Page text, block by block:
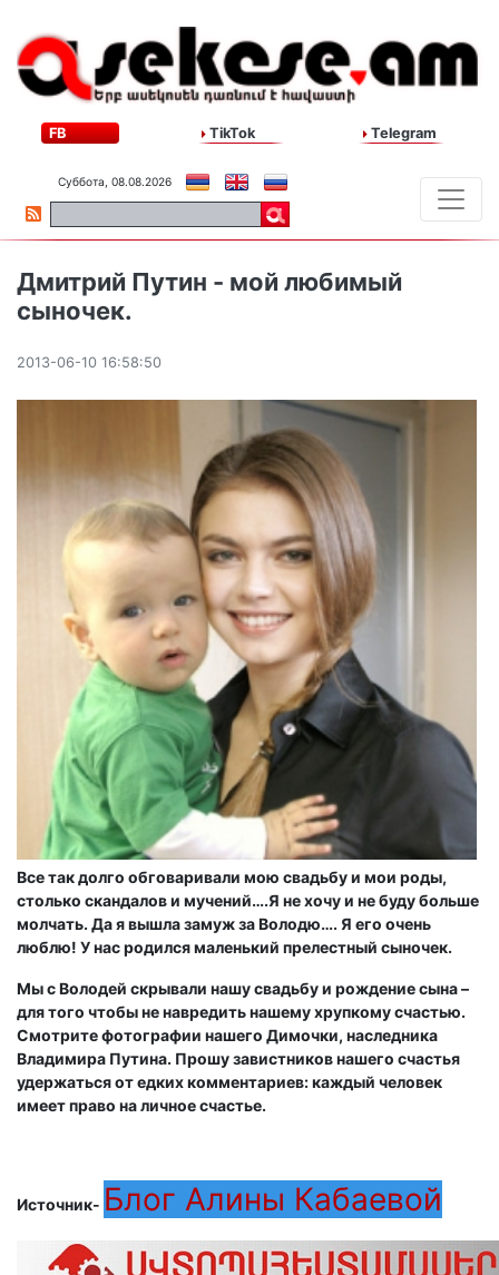
FB TikTok Telegram
Суббота, 08.08.2026
Дмитрий Путин - мой любимый
сыночек.
2013-06-10 16:58:50
Все так долго обговаривали мою свадьбу и мои роды,
столько скандалов и мучений….Я не хочу и не буду больше
молчать. Да я вышла замуж за Володю…. Я его очень
люблю! У нас родился маленький прелестный сыночек.
Мы с Володей скрывали нашу свадьбу и рождение сына –
для того чтобы не навредить нашему хрупкому счастью.
Смотрите фотографии нашего Димочки, наследника
Владимира Путина. Прошу завистников нашего счастья
удержаться от едких комментариев: каждый человек
имеет право на личное счастье.
Источник- Блог Алины Кабаевой